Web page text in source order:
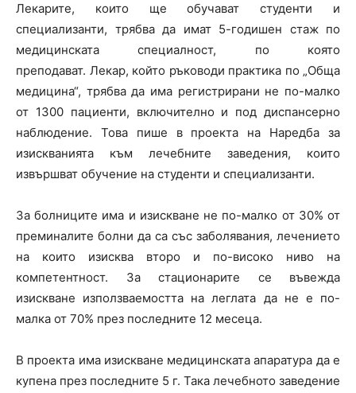
Лекарите, които ще обучават студенти и
специализанти, трябва да имат 5-годишен стаж по
медицинската специалност, по която
преподават. Лекар, който ръководи практика по „Обща
медицина“, трябва да има регистрирани не по-малко
от 1300 пациенти, включително и под диспансерно
наблюдение. Това пише в проекта на Наредба за
изискванията към лечебните заведения, които
извършват обучение на студенти и специализанти.
За болниците има и изискване не по-малко от 30% от
преминалите болни да са със заболявания, лечението
на които изисква второ и по-високо ниво на
компетентност. За стационарите се въвежда
изискване използваемостта на леглата да не е по-
малка от 70% през последните 12 месеца.
В проекта има изискване медицинската апаратура да е
купена през последните 5 г. Така лечебното заведение